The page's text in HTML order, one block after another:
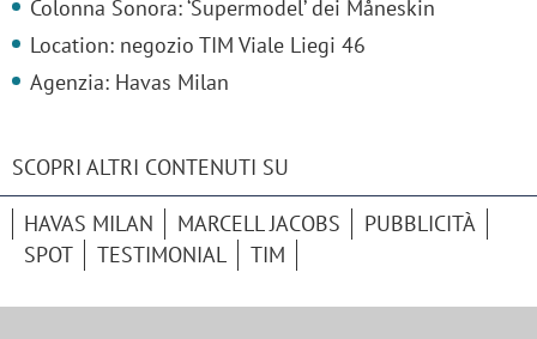
Colonna Sonora: ‘Supermodel’ dei Måneskin
Location: negozio TIM Viale Liegi 46
Agenzia: Havas Milan
SCOPRI ALTRI CONTENUTI SU
HAVAS MILAN MARCELL JACOBS
PUBBLICITÀ
SPOT
TESTIMONIAL TIM